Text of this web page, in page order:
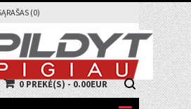
(0)
0 PREKĖ(S) - 0.00EUR